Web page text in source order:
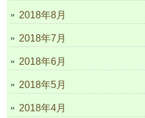
2018年8月
2018年7月
2018年6月
2018年5月
2018年4月